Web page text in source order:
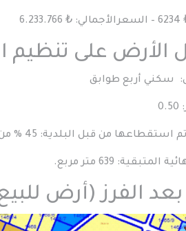
الأرض على تنظيم
سكني أربع طوابق
من قبل البلدية: 45 % من مساحة الأرض
639 متر مربع.
الفرز (أرض